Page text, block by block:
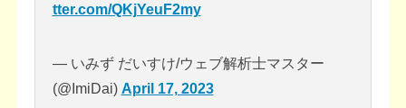
tter.com/QKjYeuF2my
— いみず だいすけ/ウェブ解析士マスター
(@ImiDai) April 17, 2023